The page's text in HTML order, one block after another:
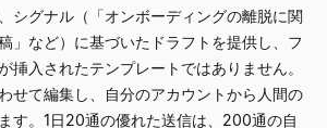
シグナル（「オンボーディングの離脱に関
」など）に基づいたドラフトを提供し、フ
挿入されたテンプレートではありません。
せて編集し、自分のアカウントから人間の
す。1日20通の優れた送信は、200通の自